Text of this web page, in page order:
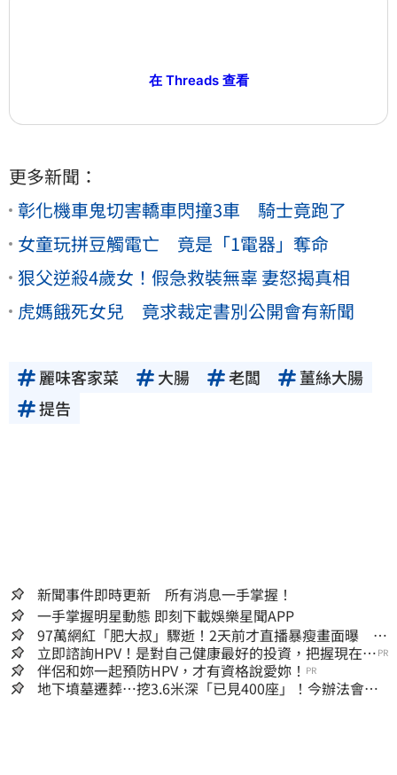
在 Threads 查看
更多新聞：
彰化機車鬼切害轎車閃撞3車 騎士竟跑了
女童玩拼豆觸電亡 竟是「1電器」奪命
狠父逆殺4歲女！假急救裝無辜 妻怒揭真相
虎媽餓死女兒 竟求裁定書別公開會有新聞
麗味客家菜 大腸 老闆
薑絲大腸
提告
新聞事件即時更新 所有消息一手掌握！
一手掌握明星動態 即刻下載娛樂星聞APP
97萬網紅「肥大叔」驟逝！2天前才直播暴瘦畫面曝 網
淚崩：一路好走
立即諮詢HPV！是對自己健康最好的投資，把握現在不
嫌晚！
PR
伴侶和妳一起預防HPV，才有資格說愛妳！ PR
地下墳墓遷葬…挖3.6米深「已見400座」！今辦法會安